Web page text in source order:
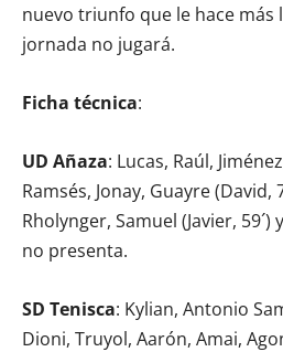
nuevo triunfo que le hace más
jornada no jugará.
Ficha técnica:
UD Añaza: Lucas, Raúl,
Ramsés, Jonay, Guayre (David,
Rholynger, Samuel (Javier,
no presenta.
SD Tenisca: Kylian, Antonio
Dioni, Truyol, Aarón, Amai,